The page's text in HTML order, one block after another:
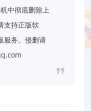
中彻底删除上
支持正版软
服务。侵删请